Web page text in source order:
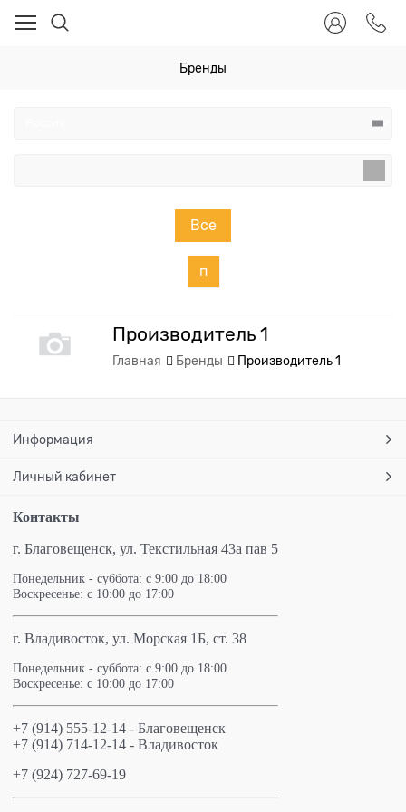
Бренды
Все
п
Производитель 1
Главная Бренды Производитель 1
Информация
Личный кабинет
Контакты
г. Благовещенск, ул. Текстильная 43а пав 5
Понедельник - суббота: с 9:00 до 18:00
Воскресенье: с 10:00 до 17:00
г. Владивосток, ул. Морская 1Б, ст. 38
Понедельник - суббота: с 9:00 до 18:00
Воскресенье: с 10:00 до 17:00
+7 (914) 555-12-14 - Благовещенск
+7 (914) 714-12-14 - Владивосток
+7 (924) 727-69-19